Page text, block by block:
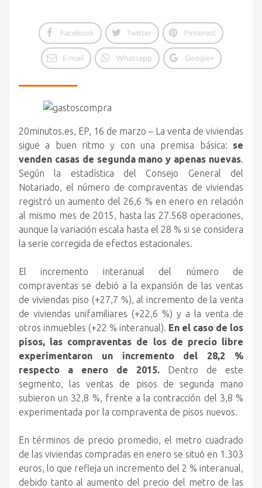
Facebook Twitter Pinterest
E-mail Whatsapp Google+
20minutos.es, EP, 16 de marzo – La venta de viviendas
sigue a buen ritmo y con una premisa básica: se
venden casas de segunda mano y apenas nuevas.
Según la estadística del Consejo General del
Notariado, el número de compraventas de viviendas
registró un aumento del 26,6 % en enero en relación
al mismo mes de 2015, hasta las 27.568 operaciones,
aunque la variación escala hasta el 28 % si se considera
la serie corregida de efectos estacionales.
El incremento interanual del número de
compraventas se debió a la expansión de las ventas
de viviendas piso (+27,7 %), al incremento de la venta
de viviendas unifamiliares (+22,6 %) y a la venta de
otros inmuebles (+22 % interanual). En el caso de los
pisos, las compraventas de los de precio libre
experimentaron un incremento del 28,2 %
respecto a enero de 2015. Dentro de este
segmento, las ventas de pisos de segunda mano
subieron un 32,8 %, frente a la contracción del 3,8 %
experimentada por la compraventa de pisos nuevos.
En términos de precio promedio, el metro cuadrado
de las viviendas compradas en enero se situó en 1.303
euros, lo que refleja un incremento del 2 % interanual,
debido tanto al aumento del precio del metro de las